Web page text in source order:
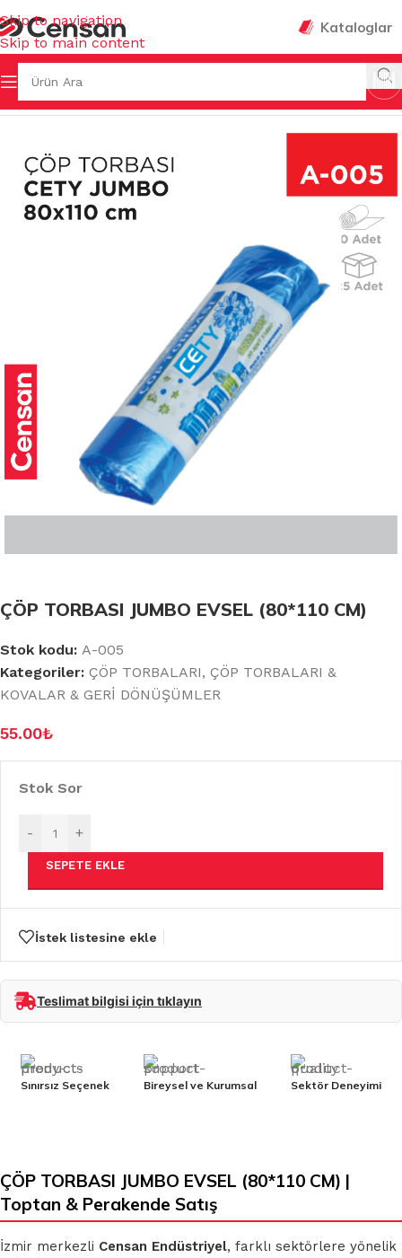
Skip to navigation
Skip to main content
Kataloglar
& KOVALAR & GERİ DÖNÜŞÜMLER ÇÖP TORBALARI
ÇÖP TORBASI JUMBO EVSEL (80*110 CM)
Stok kodu: A-005
Kategoriler: ÇÖP TORBALARI, ÇÖP TORBALARI &
KOVALAR & GERİ DÖNÜŞÜMLER
55.00₺
Stok Sor
- +
SEPETE EKLE
İstek listesine ekle
Teslimat bilgisi için tıklayın
Sınırsız Seçenek Bireysel ve Kurumsal Sektör Deneyimi
ÇÖP TORBASI JUMBO EVSEL (80*110 CM) |
Toptan & Perakende Satış
İzmir merkezli Censan Endüstriyel, farklı sektörlere yönelik